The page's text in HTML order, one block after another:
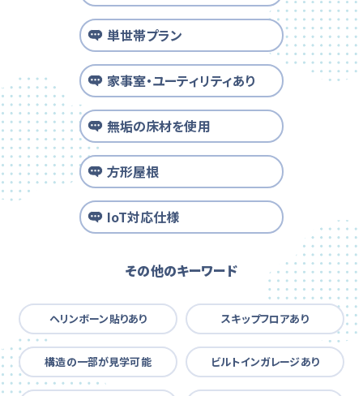
単世帯プラン
家事室・ユーティリティあり
無垢の床材を使用
方形屋根
IoT対応仕様
その他のキーワード
ヘリンボーン貼りあり スキップフロアあり
構造の一部が見学可能 ビルトインガレージあり